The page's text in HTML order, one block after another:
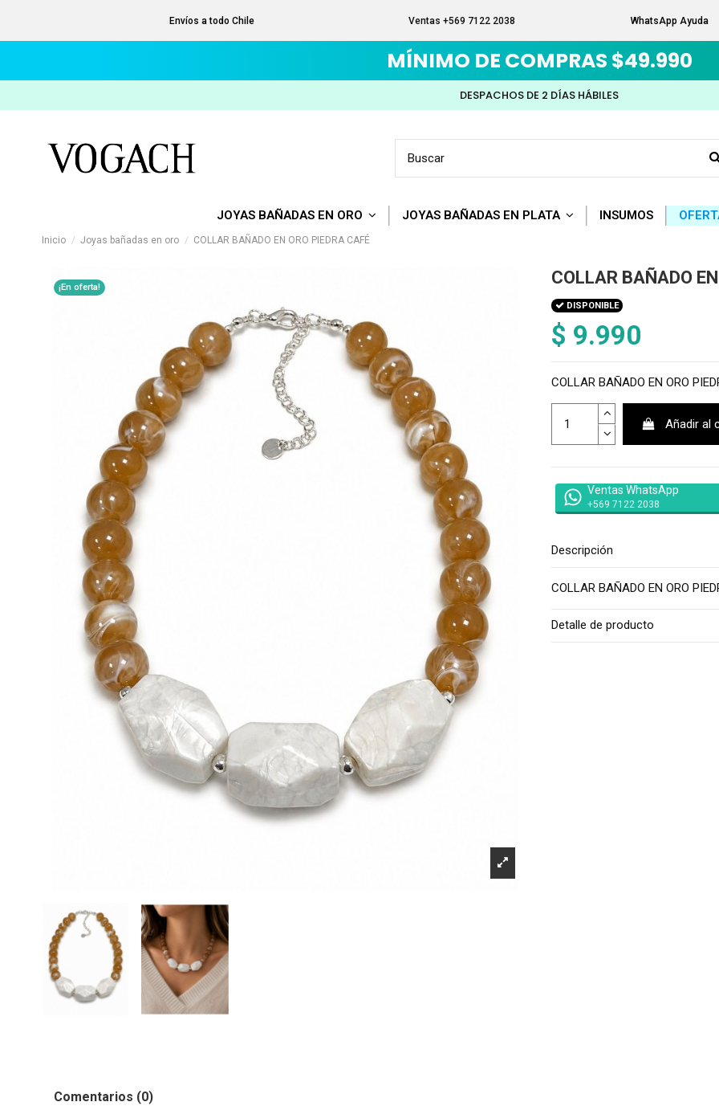
Envíos a todo Chile Ventas +569 7122 2038 WhatsApp Ayuda
MÍNIMO DE COMPRAS $49.990
DESPACHOS DE 2 DÍAS HÁBILES
JOYAS BAÑADAS EN ORO JOYAS BAÑADAS EN PLATA INSUMOS
Inicio Joyas bañadas en oro COLLAR BAÑADO EN ORO PIEDRA CAFÉ
¡En oferta! COLLAR BAÑADO
DISPONIBLE
$ 9.990
COLLAR BAÑADO EN ORO
Añadir al
Ventas WhatsApp
+569 7122 2038
Descripción
COLLAR BAÑADO EN ORO
Detalle de producto
Comentarios (0)